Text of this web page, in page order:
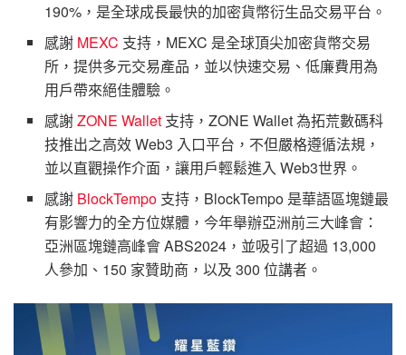
190%，是全球成長最快的加密貨幣衍生品交易平台。
感謝 MEXC 支持，MEXC 是全球頂尖加密貨幣交易
所，提供多元交易產品，並以快速交易、低廉費用為
用戶帶來絕佳體驗。
感謝ZONE Wallet 支持，ZONE Wallet 為拓荒數碼科
技推出之高效 Web3 入口平台，不但嚴格遵循法規，
並以直觀操作介面，讓用戶輕鬆進入 Web3世界。
感謝 BlockTempo 支持，BlockTempo 是華語區塊鏈最
有影響力的全方位媒體，今年舉辦亞洲前三大峰會：
亞洲區塊鏈高峰會 ABS2024，並吸引了超過 13,000
人參加、150 家贊助商，以及 300 位講者。